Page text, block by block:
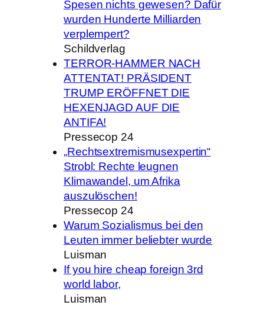
Spesen nichts gewesen? Dafür
wurden Hunderte Milliarden
verplempert?
Schildverlag
TERROR-HAMMER NACH
ATTENTAT! PRÄSIDENT
TRUMP ERÖFFNET DIE
HEXENJAGD AUF DIE
ANTIFA!
Pressecop 24
„Rechtsextremismusexpertin“
Strobl: Rechte leugnen
Klimawandel, um Afrika
auszulöschen!
Pressecop 24
Warum Sozialismus bei den
Leuten immer beliebter wurde
Luisman
If you hire cheap foreign 3rd
world labor,
Luisman